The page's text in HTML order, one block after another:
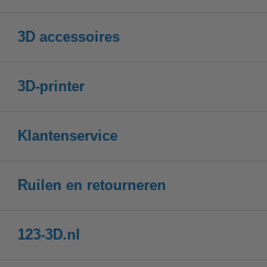
3D accessoires
3D-printer
Klantenservice
Ruilen en retourneren
123-3D.nl